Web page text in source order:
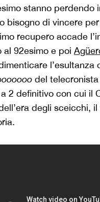
stanno perdendo
bisogno di vincere
recupero accade
al 92esimo e poi
l’esultanza
del
2 definitivo con cui il
degli sceicchi,